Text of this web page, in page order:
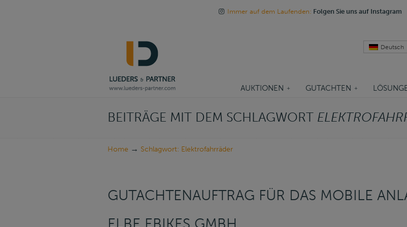
Immer auf dem Laufenden: Folgen Sie uns auf Instagram
Deutsch
AUKTIONEN GUTACHTEN
Navigation
BEITRÄGE MIT DEM SCHLAGWORT
Home → Schlagwort: Elektrofahrräder
GUTACHTENAUFTRAG FÜR DAS MOBILE
ELBE EBIKES GMBH